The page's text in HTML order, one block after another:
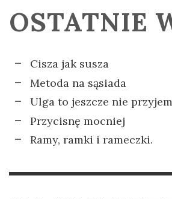
OSTATNIE
Cisza jak susza
Metoda na sąsiada
Ulga to jeszcze nie
Przycisnę mocniej
Ramy, ramki i rameczki.